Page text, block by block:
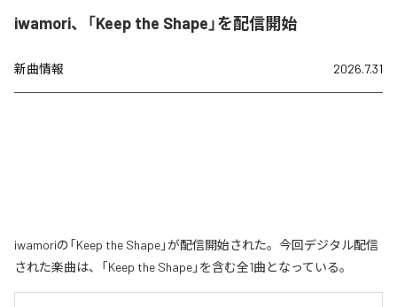
iwamori、「Keep the Shape」を配信開始
新曲情報 2026.7.31
iwamoriの「Keep the Shape」が配信開始された。今回デジタル配信
された楽曲は、「Keep the Shape」を含む全1曲となっている。